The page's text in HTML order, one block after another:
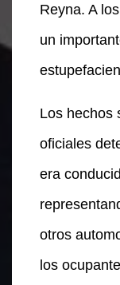
Reyna. A
un
Los hechos
oficiales
era
otros
los